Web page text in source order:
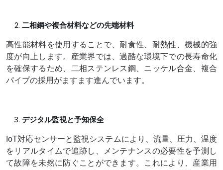
二相鋼や複合材料などの先端材料
高性能材料を使用することで、耐食性、耐熱性、機械的強
度が向上します。産業界では、過酷な環境下での長寿命化
を確保するため、二相ステンレス鋼、ニッケル合金、複合
パイプの採用がますます進んでいます。
デジタル監視と予知保全
IoT対応センサーと監視システムにより、流量、圧力、温度
をリアルタイムで追跡し、メンテナンスの必要性を予測し
て故障を未然に防ぐことができます。これにより、産業用